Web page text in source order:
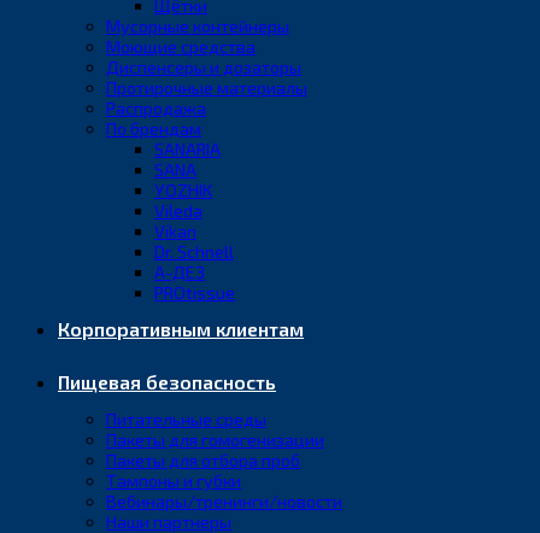
Щётки
Мусорные контейнеры
Моющие средства
Диспенсеры и дозаторы
Протирочные материалы
Распродажа
По брендам
SANARIA
SANA
YOZHIK
Vileda
Vikan
Dr. Schnell
А-ДЕЗ
PROtissue
Корпоративным клиентам
Пищевая безопасность
Питательные среды
Пакеты для гомогенизации
Пакеты для отбора проб
Тампоны и губки
Вебинары/тренинги/новости
Наши партнеры